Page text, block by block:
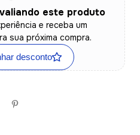
este produto
e receba um
sua próxima compra.
desconto